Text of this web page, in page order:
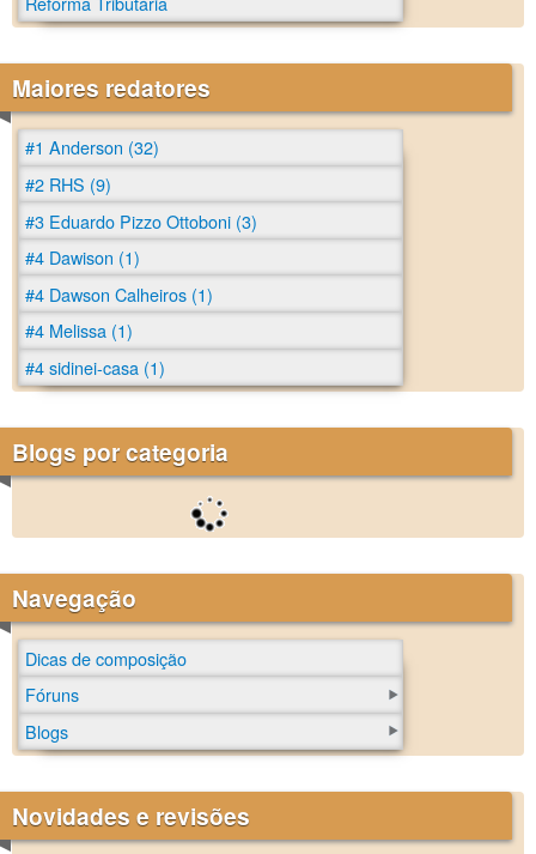
Maiores redatores
#1 Anderson (32)
#2 RHS (9)
#3 Eduardo Pizzo Ottoboni (3)
#4 Dawison (1)
#4 Dawson Calheiros (1)
#4 Melissa (1)
#4 sidinei-casa (1)
Blogs por categoria
Navegação
Dicas de composição
Fóruns
Blogs
Novidades e revisões